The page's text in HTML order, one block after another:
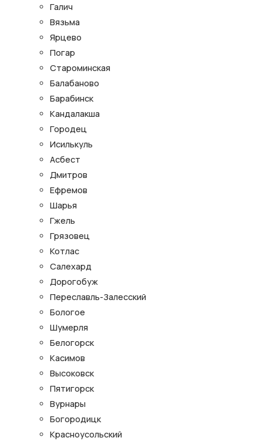
Галич
Вязьма
Ярцево
Погар
Староминская
Балабаново
Барабинск
Кандалакша
Городец
Исилькуль
Асбест
Дмитров
Ефремов
Шарья
Гжель
Грязовец
Котлас
Салехард
Дорогобуж
Переславль-Залесский
Бологое
Шумерля
Белогорск
Касимов
Высоковск
Пятигорск
Вурнары
Богородицк
Красноусольский